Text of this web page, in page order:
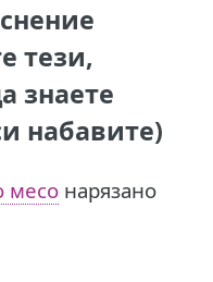
тези,
знаете
набавите)
месо нарязано